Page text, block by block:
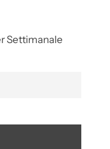
Settimanale